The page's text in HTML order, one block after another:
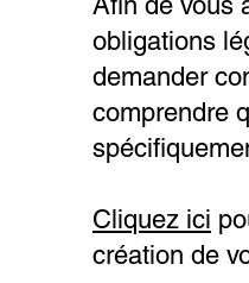
obligations
demander
comprendre
Cliquez ici
création de